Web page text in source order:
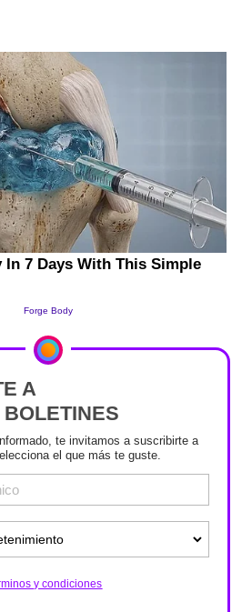
A
te invitamos a suscribirte a
el que más te guste.
y condiciones